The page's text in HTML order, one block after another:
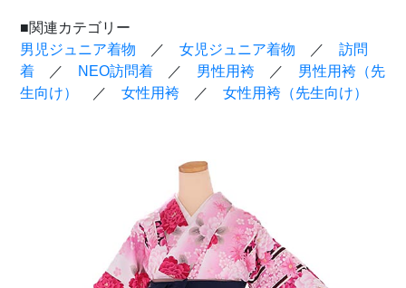
閉じる 検索
※予約IDと確認キーが必要です
産着 七五三
■関連カテゴリー
男児ジュニア着物 ／女児ジュニア着物 ／訪問
着 ／ NEO訪問着 ／ 男性用袴 ／ 男性用袴（先
生向け）
／女性用袴 ／女性用袴（先生向け）
●身長
●
価格